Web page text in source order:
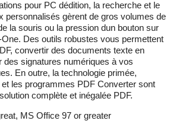
pour PC dédition, la recherche et le
personnalisés gèrent de gros volumes de
la souris ou la pression dun bouton sur
Des outils robustes vous permettent
convertir des documents texte en
des signatures numériques à vos
En outre, la technologie primée,
les programmes PDF Converter sont
complète et inégalée PDF.
MS Office 97 or greater